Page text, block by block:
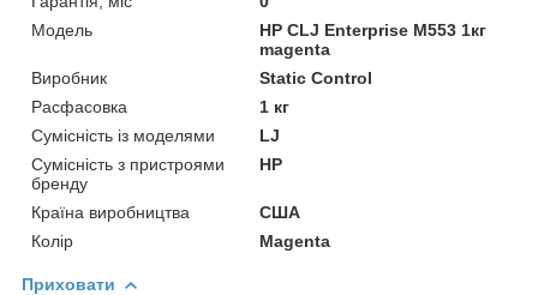
Мoдель
HP CLJ Enterprise M553 1кг
magenta
Виробник
Static Control
Расфасовка
1 кг
Сумісність із моделями
LJ
Сумісність з пристроями
бренду
HP
Країна виробництва
США
Колір
Magenta
Приховати